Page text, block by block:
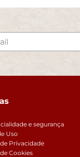
e segurança
Uso
Privacidade
Cookies